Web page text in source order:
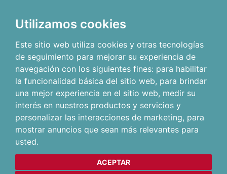
Utilizamos cookies
Este sitio web utiliza cookies y otras tecnologías
de seguimiento para mejorar su experiencia de
navegación con los siguientes fines: para habilitar
la funcionalidad básica del sitio web, para brindar
una mejor experiencia en el sitio web, medir su
interés en nuestros productos y servicios y
personalizar las interacciones de marketing, para
mostrar anuncios que sean más relevantes para
usted.
ACEPTAR